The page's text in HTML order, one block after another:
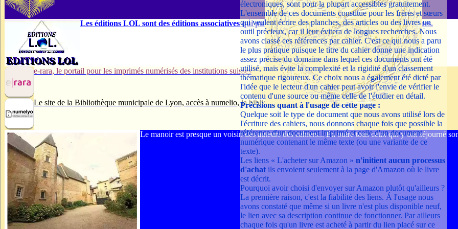
électroniques, sont pour la plupart accessibles gratuitement.
L'ensemble de ces documents constitue pour les frères et sœurs
qui veulent écrire des planches, des articles ou des livres un
outil précieux, car il leur évitera de longues recherches. Nous
avons classé ces références par cahier. C'est ce qui nous a paru
le plus pratique puisque le titre du cahier donne une indication
assez précise du domaine dans lequel ces documents ont été
utilisé, mais évite la complexité et la rigidité d'un classement
thématique rigoureux. Ce choix nous a également été dicté par
l'idée que le lecteur d'un cahier peut avoir l'envie de vérifier le
contenu d'une source ou même celle de l'étudier en détail.
Précisions quant à l'usage de cette page :
Quelque soit le type de document que nous avons utilisé lors de
l'écriture des cahiers, nous donnons chaque fois que possible la
référence d'un document imprimé et celle d'un document
numérique contenant le même texte (ou une variante de ce
texte).
Les liens « L'acheter sur Amazon »n'initient aucun processus
d'achat ils envoient seulement à la page d'Amazon où le livre
est décrit.
Pourquoi avoir choisi d'envoyer sur Amazon plutôt qu'ailleurs ?
La première raison, c'est la fiabilité des liens. Á l'usage nous
avons constaté que même si un livre n'est plus disponible neuf,
le lien avec sa description continue de fonctionner. Par ailleurs
chaque fois qu'un livre est acheté à partir du lien placé sur ce
Les éditions LOL sont des éditions associatives qui publient essentiellement des ouvrages maçonniques.
e-rara, le portail pour les imprimés numérisés des institutions suisses
Le site de la Bibliothèque municipale de Lyon, accès à numelio, la bibliothèque numérique de Lyon
Le manoir est presque un voisin des auteurs des cahiers... En outre tous ceux qui y ont séjourné